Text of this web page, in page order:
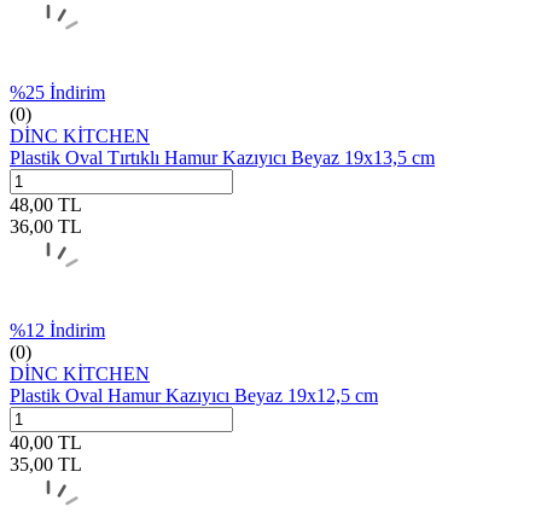
%25 İndirim
(0)
DİNC KİTCHEN
Plastik Oval Tırtıklı Hamur Kazıyıcı Beyaz 19x13,5 cm
48,00 TL
36,00 TL
%12 İndirim
(0)
DİNC KİTCHEN
Plastik Oval Hamur Kazıyıcı Beyaz 19x12,5 cm
40,00 TL
35,00 TL